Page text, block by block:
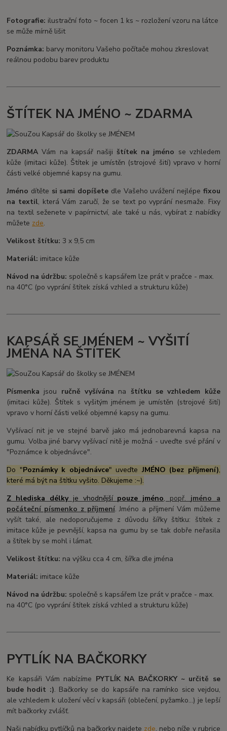
Fotografie: ilustrační foto ~ focen 1 ks ~ rozložení vzoru na látce
se může mírně lišit
Poznámka: barvy monitoru Vašeho počítače mohou zkreslovat
reálnou podobu barev produktu
ŠTÍTEK NA JMÉNO ~ ZDARMA
ZDARMAVám na kapsář našiji štítek na jméno se vzhledem
kůže (imitaci kůže). Štítek je umístěn (strojové šití) vpravo v horní
části velké objemné kapsy na gumu.
Jméno dítěte si sami dopíšete dle Vašeho uvážení nejlépe fixou
na textil, která Vám zaručí, že se text po vyprání nesmaže. Fixy
na textil seženete v papírnictví, ale také u nás, vybírat z nabídky
můžete zde.
Velikost štítku:3 x 9,5 cm
Materiál: imitace kůže
Návod na údržbu: společně s kapsářem lze prát v pračce - max.
na 40°C (po vyprání štítek získá vzhled a strukturu kůže)
KAPSÁŘ SE JMÉNEM ~ VYŠITÍ
JMÉNA NA ŠTÍTEK
Písmenka jsou ručně vyšívána na štítku se vzhledem kůže
(imitaci kůže). Štítek s vyšitým jménem je umístěn (strojové šití)
vpravo v horní části velké objemné kapsy na gumu.
Vyšívací nit je ve stejné barvě jako má jednobarevná kapsa na
gumu. Volba jiné barvy vyšívací nitě je možná - uveďte své přání v
"Poznámce k objednávce".
Do "Poznámky k objednávce" uveďte JMÉNO (bez příjmení),
které má být na štítku vyšito. Děkujeme :~).
Z hlediska délkyje vhodnější pouze jméno, popř. jméno a
počáteční písmenko zpříjmení. Jméno a příjmení Vám můžeme
vyšít také, ale nedoporučujeme z důvodu šířky štítku: štítek z
imitace kůže je pevnější, kapsa na gumu by se tak dobře neřasila
a štítek by se mohl i lámat.
Velikost štítku: na výšku cca 4 cm, šířka dle jména
Materiál: imitace kůže
Návod na údržbu: společně s kapsářem lze prát v pračce - max.
na 40°C (po vyprání štítek získá vzhled a strukturu kůže)
PYTLÍK NA BAČKORKY
Ke kapsáři Vám nabízíme PYTLÍK NA BAČKORKY ~ určitě se
bude hodit :). Bačkorky se do kapsáře na ramínko sice vejdou,
ale vzhledem k uložení věcí v kapsáři (oblečení, pyžamko...) je lepší
mít bačkorky zvlášť.
Naši nabídku pytlíčků na bačkorky najdete zde, nebo níže v rubrice